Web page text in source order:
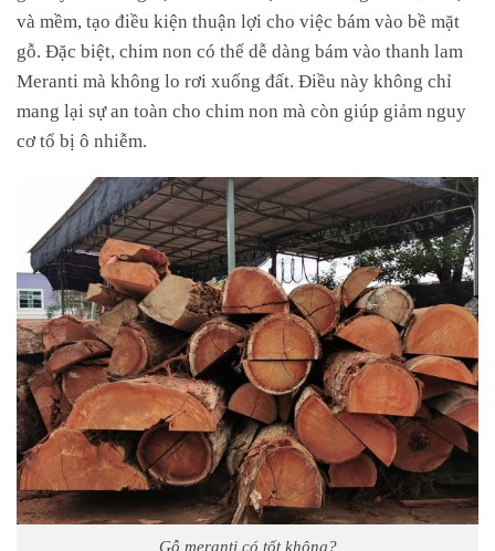
và mềm, tạo điều kiện thuận lợi cho việc bám vào bề mặt
gỗ. Đặc biệt, chim non có thể dễ dàng bám vào thanh lam
Meranti mà không lo rơi xuống đất. Điều này không chỉ
mang lại sự an toàn cho chim non mà còn giúp giảm nguy
cơ tổ bị ô nhiễm.
Gỗ meranti có tốt không?